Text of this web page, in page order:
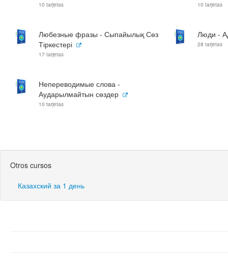
10 tarjetas 10 tarjetas
Любезные фразы - Сыпайылық Сөз
Тіркестері
17 tarjetas
Люди -
28 tarjetas
Непереводимые слова -
Аударылмайтын сөздер
10 tarjetas
Otros cursos
Казахский за 1 день